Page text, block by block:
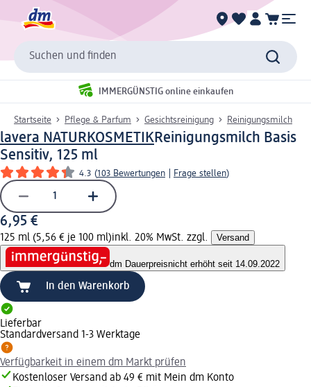
Suchen und finden
IMMERGÜNSTIG online einkaufen
Startseite Pflege & Parfum Gesichtsreinigung Reinigungsmilch
lavera NATURKOSMETIKReinigungsmilch Basis
Sensitiv, 125 ml
4.3 (103 Bewertungen Frage stellen)
6,95 €
125 ml (5,56 € je 100 ml)inkl. 20% MwSt. zzgl. Versand
dm Dauerpreisnicht erhöht seit 14.09.2022
In den Warenkorb
Lieferbar
Standardversand 1-3 Werktage
Verfügbarkeit in einem dm Markt prüfen
Kostenloser Versand ab 49 € mit Mein dm Konto